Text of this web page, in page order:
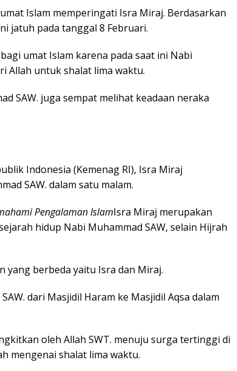
Islam memperingati Isra Miraj. Berdasarkan
jatuh pada tanggal 8 Februari.
umat Islam karena pada saat ini Nabi
Allah untuk shalat lima waktu.
SAW. juga sempat melihat keadaan neraka
Indonesia (Kemenag RI), Isra Miraj
SAW. dalam satu malam.
Pengalaman IslamIsra Miraj merupakan
hidup Nabi Muhammad SAW, selain Hijrah
yang berbeda yaitu Isra dan Miraj.
dari Masjidil Haram ke Masjidil Aqsa dalam
oleh Allah SWT. menuju surga tertinggi di
mengenai shalat lima waktu.